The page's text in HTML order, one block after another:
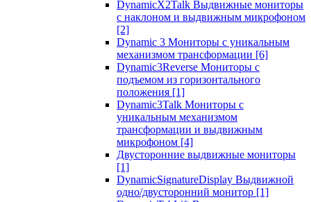
DynamicX2Talk Выдвижные мониторы
с наклоном и выдвижным микрофоном
[2]
Dynamic 3 Мониторы с уникальным
механизмом трансформации [6]
Dynamic3Reverse Мониторы с
подъемом из горизонтального
положения [1]
Dynamic3Talk Мониторы с
уникальным механизмом
трансформации и выдвижным
микрофоном [4]
Двусторонние выдвижные мониторы
[1]
DynamicSignatureDisplay Выдвижной
одно/двусторонний монитор [1]